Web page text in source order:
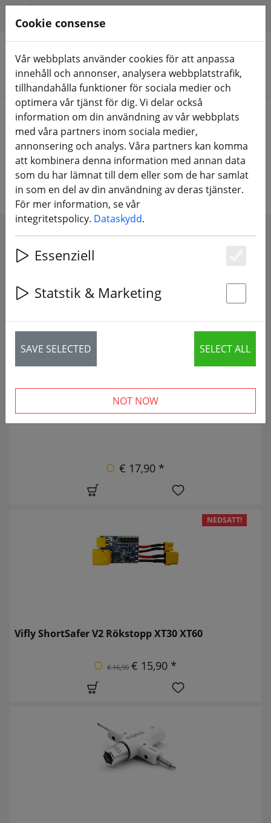
Sök produkter
Home Tillbehör Verktyg
Verktyg, lim och utrustning för
verkstaden
SHOW FILTERS
28 articles
NY
€ 17,90 *
NEDSATT!
Vifly ShortSafer V2 Rökstopp XT30 XT60
€ 16,90 € 15,90 *
Cookie consense
Vår webbplats använder cookies för att anpassa
innehåll och annonser, analysera webbplatstrafik,
tillhandahålla funktioner för sociala medier och
optimera vår tjänst för dig. Vi delar också
information om din användning av vår webbplats
med våra partners inom sociala medier,
annonsering och analys. Våra partners kan komma
att kombinera denna information med annan data
som du har lämnat till dem eller som de har samlat
in som en del av din användning av deras tjänster.
För mer information, se vår
integritetspolicy. Dataskydd.
Essenziell
Statstik & Marketing
SAVE SELECTED SELECT ALL
NOT NOW